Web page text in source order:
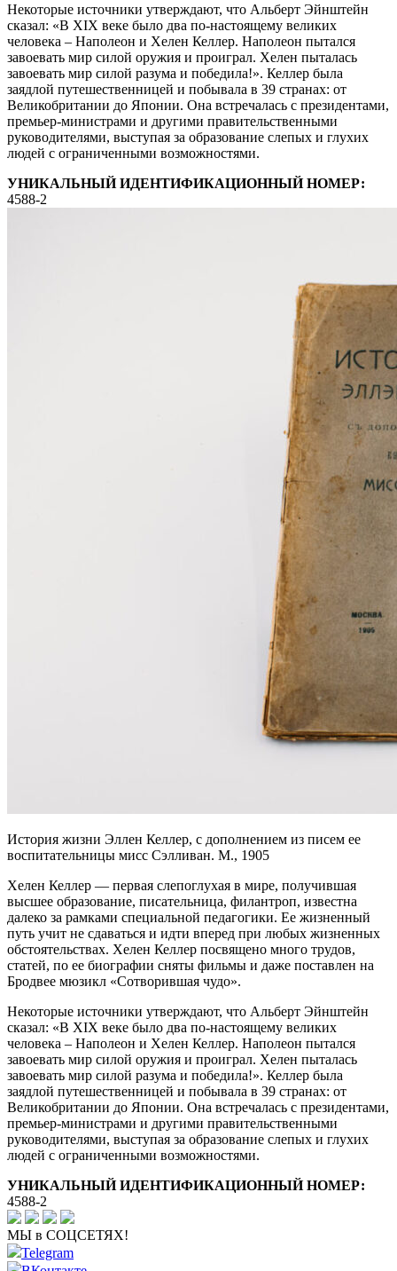
Некоторые источники утверждают, что Альберт Эйнштейн
сказал: «В XIX веке было два по-настоящему великих
человека – Наполеон и Хелен Келлер. Наполеон пытался
завоевать мир силой оружия и проиграл. Хелен пыталась
завоевать мир силой разума и победила!». Келлер была
заядлой путешественницей и побывала в 39 странах: от
Великобритании до Японии. Она встречалась с президентами,
премьер-министрами и другими правительственными
руководителями, выступая за образование слепых и глухих
людей с ограниченными возможностями.
УНИКАЛЬНЫЙ ИДЕНТИФИКАЦИОННЫЙ НОМЕР:
4588-2
История жизни Эллен Келлер, с дополнением из писем ее
воспитательницы мисс Сэлливан. М., 1905
Хелен Келлер — первая слепоглухая в мире, получившая
высшее образование, писательница, филантроп, известна
далеко за рамками специальной педагогики. Ее жизненный
путь учит не сдаваться и идти вперед при любых жизненных
обстоятельствах. Хелен Келлер посвящено много трудов,
статей, по ее биографии сняты фильмы и даже поставлен на
Бродвее мюзикл «Сотворившая чудо».
Некоторые источники утверждают, что Альберт Эйнштейн
сказал: «В XIX веке было два по-настоящему великих
человека – Наполеон и Хелен Келлер. Наполеон пытался
завоевать мир силой оружия и проиграл. Хелен пыталась
завоевать мир силой разума и победила!». Келлер была
заядлой путешественницей и побывала в 39 странах: от
Великобритании до Японии. Она встречалась с президентами,
премьер-министрами и другими правительственными
руководителями, выступая за образование слепых и глухих
людей с ограниченными возможностями.
УНИКАЛЬНЫЙ ИДЕНТИФИКАЦИОННЫЙ НОМЕР:
4588-2
МЫ в СОЦСЕТЯХ!
Telegram